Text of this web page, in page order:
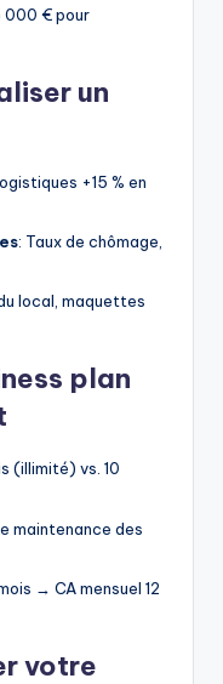
000 € pour
un
+15 % en
: Taux de chômage,
local, maquettes
plan
(illimité) vs. 10
maintenance des
→ CA mensuel 12
votre